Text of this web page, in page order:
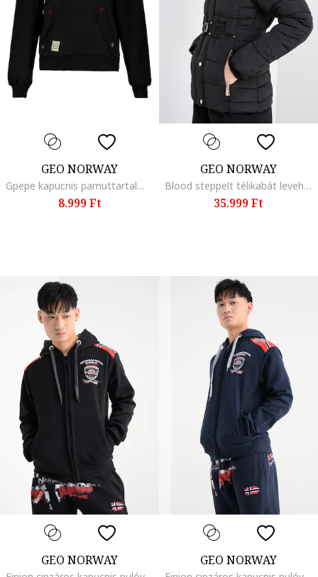
GEO NORWAY
Gpepe kapucnis pamuttartalmú pulóver mintával, Fekete
8.999 Ft
GEO NORWAY
Blood steppelt télikabát levehető övvel, Fekete
35.999 Ft
GEO NORWAY GEO NORWAY